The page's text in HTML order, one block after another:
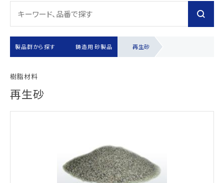
製品群から探す 鋳造用 砂製品 再生砂
樹脂材料
再生砂